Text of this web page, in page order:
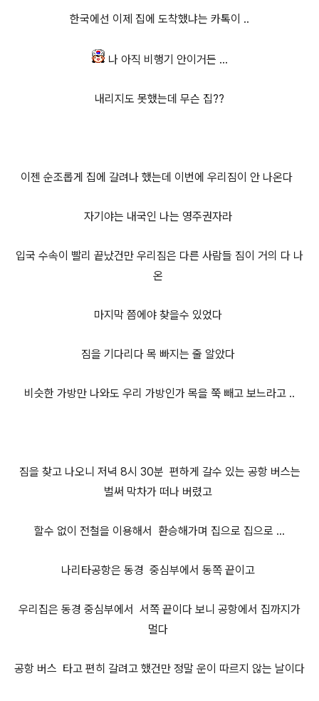
한국에선 이제 집에 도착했냐는 카톡이 ..
나 아직 비행기 안이거든 ...
내리지도 못했는데 무슨 집??
이젠 순조롭게 집에 갈려나 했는데 이번에 우리짐이 안 나온다
자기야는 내국인 나는 영주권자라
입국 수속이 빨리 끝났건만 우리짐은 다른 사람들 짐이 거의 다 나
온
마지막 쯤에야 찾을수 있었다
짐을 기다리다 목 빠지는 줄 알았다
비슷한 가방만 나와도 우리 가방인가 목을 쭉 빼고 보느라고 ..
짐을 찾고 나오니 저녁 8시 30분 편하게 갈수 있는 공항 버스는
벌써 막차가 떠나 버렸고
할수 없이 전철을 이용해서 환승해가며 집으로 집으로 ...
나리타공항은 동경 중심부에서 동쪽 끝이고
우리집은 동경 중심부에서 서쪽 끝이다 보니 공항에서 집까지가
멀다
공항 버스 타고 편히 갈려고 했건만 정말 운이 따르지 않는 날이다